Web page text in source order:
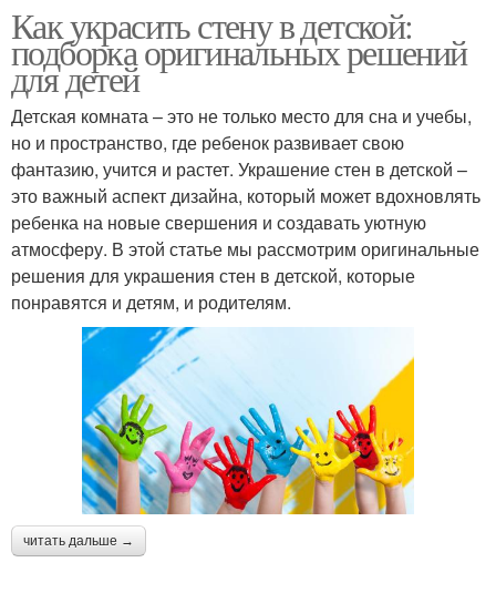
Как украсить стену в детской:
подборка оригинальных решений
для детей
Детская комната – это не только место для сна и учебы,
но и пространство, где ребенок развивает свою
фантазию, учится и растет. Украшение стен в детской –
это важный аспект дизайна, который может вдохновлять
ребенка на новые свершения и создавать уютную
атмосферу. В этой статье мы рассмотрим оригинальные
решения для украшения стен в детской, которые
понравятся и детям, и родителям.
читать дальше →